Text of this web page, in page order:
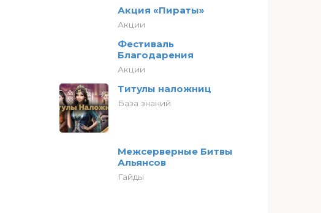
Акция «Пираты»
Акции
Фестиваль
Благодарения
Акции
Титулы наложниц
База знаний
Межсерверные Битвы
Альянсов
Гайды